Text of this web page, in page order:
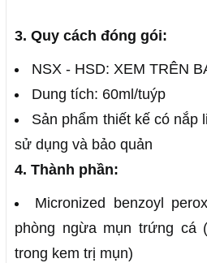
3. Quy cách đóng gói:
NSX - HSD: XEM TRÊN
Dung tích: 60ml/tuýp
Sản phẩm thiết kế có nắp
sử dụng và bảo quản
4. Thành phần:
Micronized benzoyl
phòng ngừa mụn trứng cá
trong kem trị mụn)